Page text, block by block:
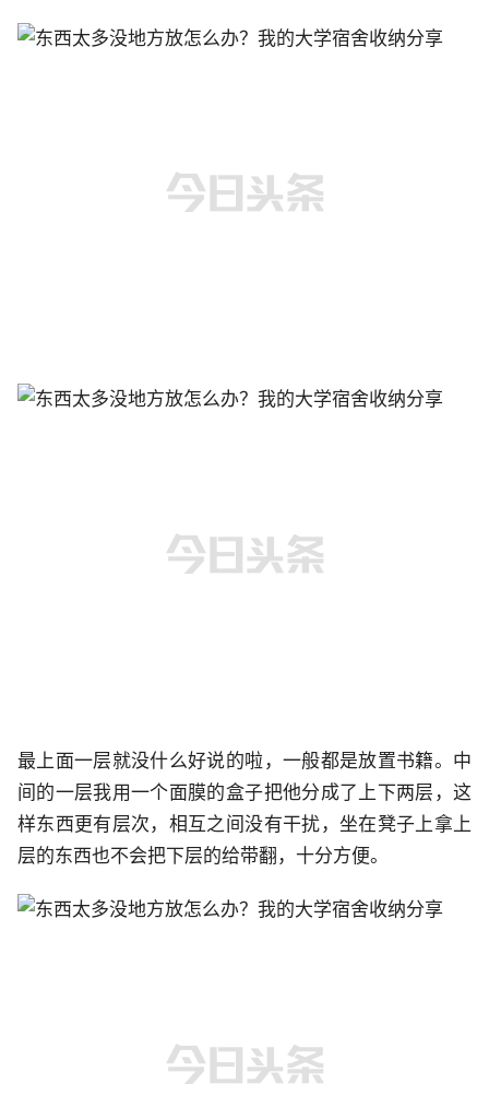
最上面一层就没什么好说的啦，一般都是放置书籍。中
间的一层我用一个面膜的盒子把他分成了上下两层，这
样东西更有层次，相互之间没有干扰，坐在凳子上拿上
层的东西也不会把下层的给带翻，十分方便。